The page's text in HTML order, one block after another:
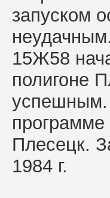
запуском
15Ж58
полигоне
успешным.
Плесецк.
1984 г.